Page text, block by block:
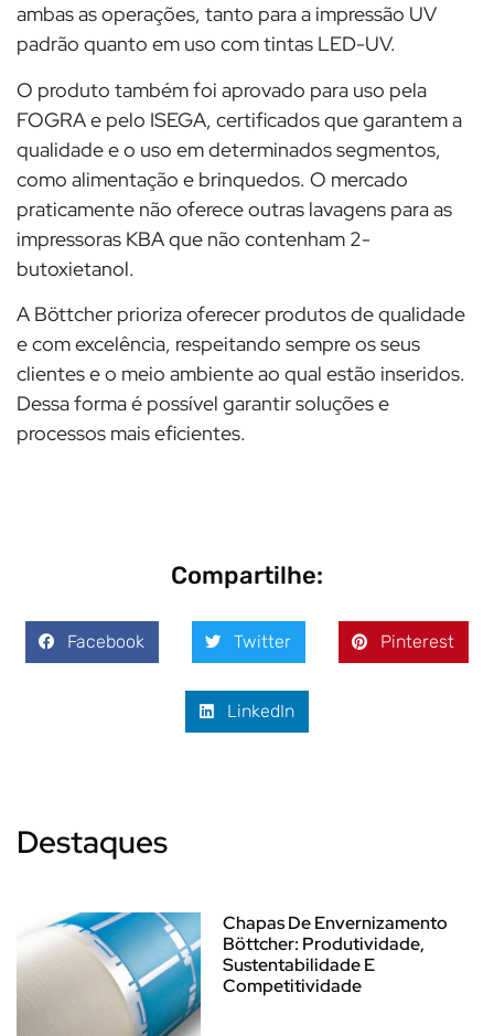
ambas as operações, tanto para a impressão UV
padrão quanto em uso com tintas LED-UV.
O produto também foi aprovado para uso pela
FOGRA e pelo ISEGA, certificados que garantem a
qualidade e o uso em determinados segmentos,
como alimentação e brinquedos. O mercado
praticamente não oferece outras lavagens para as
impressoras KBA que não contenham 2-
butoxietanol.
A Böttcher prioriza oferecer produtos de qualidade
e com excelência, respeitando sempre os seus
clientes e o meio ambiente ao qual estão inseridos.
Dessa forma é possível garantir soluções e
processos mais eficientes.
Compartilhe:
Facebook Twitter Pinterest
LinkedIn
Destaques
Chapas De Envernizamento
Böttcher: Produtividade,
Sustentabilidade E
Competitividade